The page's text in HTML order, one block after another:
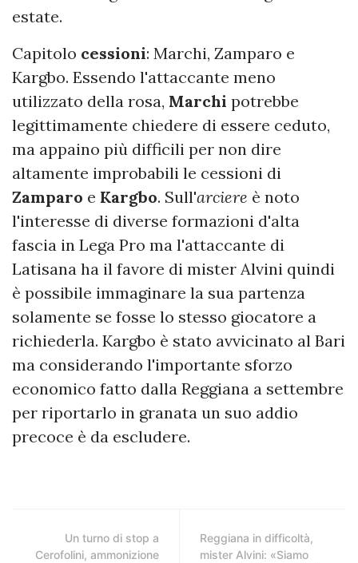
estate.
Capitolo cessioni: Marchi, Zamparo e
Kargbo. Essendo l'attaccante meno
utilizzato della rosa, Marchi potrebbe
legittimamente chiedere di essere ceduto,
ma appaino più difficili per non dire
altamente improbabili le cessioni di
Zamparo e Kargbo. Sull'arciere è noto
l'interesse di diverse formazioni d'alta
fascia in Lega Pro ma l'attaccante di
Latisana ha il favore di mister Alvini quindi
è possibile immaginare la sua partenza
solamente se fosse lo stesso giocatore a
richiederla. Kargbo è stato avvicinato al Bari
ma considerando l'importante sforzo
economico fatto dalla Reggiana a settembre
per riportarlo in granata un suo addio
precoce è da escludere.
Un turno di stop a
Cerofolini, ammonizione
Reggiana in difficoltà,
mister Alvini: «Siamo